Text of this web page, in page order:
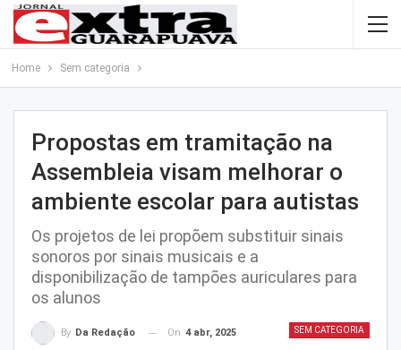
Home Sem categoria
Propostas em tramitação na
Assembleia visam melhorar o
ambiente escolar para autistas
Os projetos de lei propõem substituir sinais
sonoros por sinais musicais e a
disponibilização de tampões auriculares para
os alunos
SEM CATEGORIA
By Da Redação On 4 abr, 2025